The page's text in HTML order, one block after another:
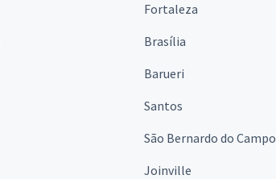
Fortaleza
Brasília
Barueri
Santos
São Bernardo do Campo
Joinville